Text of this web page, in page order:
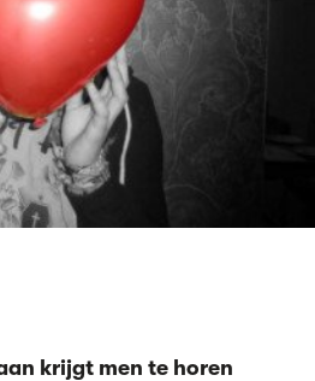
krijgt men te horen